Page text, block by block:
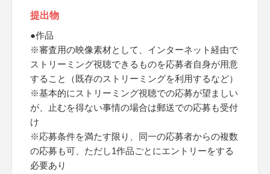
提出物
●作品
※審査用の映像素材として、インターネット経由で
ストリーミング視聴できるものを応募者自身が用意
すること（既存のストリーミングを利用するなど）
※基本的にストリーミング視聴での応募が望ましい
が、止むを得ない事情の場合は郵送での応募も受付
け
※応募条件を満たす限り、同一の応募者からの複数
の応募も可、ただし1作品ごとにエントリーをする
必要あり